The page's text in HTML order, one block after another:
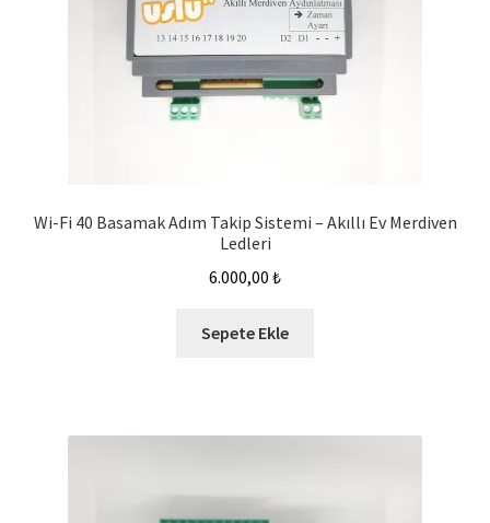
Wi-Fi 40 Basamak Adım Takip Sistemi – Akıllı Ev Merdiven
Ledleri
6.000,00 ₺
Sepete Ekle